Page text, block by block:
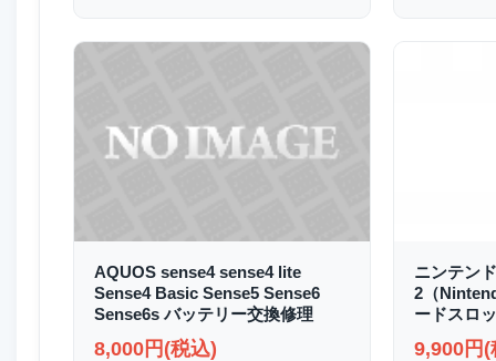
AQUOS sense4 sense4 lite
Sense4 Basic Sense5 Sense6
Sense6s バッテリー交換修理
8,000円(税込)
ニンテン
2（
ードスロ
9,900円(